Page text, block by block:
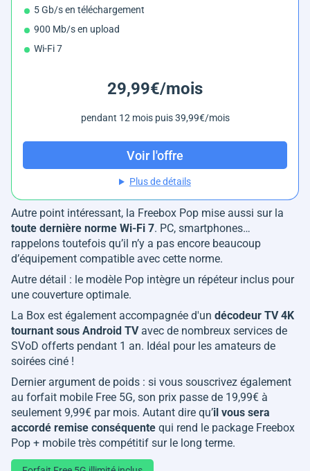
5 Gb/s en téléchargement
900 Mb/s en upload
Wi-Fi 7
29,99€/mois
pendant 12 mois puis 39,99€/mois
Voir l'offre
Plus de détails
Autre point intéressant, la Freebox Pop mise aussi sur la
toute dernière norme Wi-Fi 7. PC, smartphones…
rappelons toutefois qu’il n’y a pas encore beaucoup
d’équipement compatible avec cette norme.
Autre détail : le modèle Pop intègre un répéteur inclus pour
une couverture optimale.
La Box est également accompagnée d'un décodeur TV 4K
tournant sous Android TVavec de nombreux services de
SVoD offerts pendant 1 an. Idéal pour les amateurs de
soirées ciné !
Dernier argument de poids : si vous souscrivez également
au forfait mobile Free 5G, son prix passe de 19,99€ à
seulement 9,99€ par mois. Autant dire qu’il vous sera
accordé remise conséquente qui rend le package Freebox
Pop + mobile très compétitif sur le long terme.